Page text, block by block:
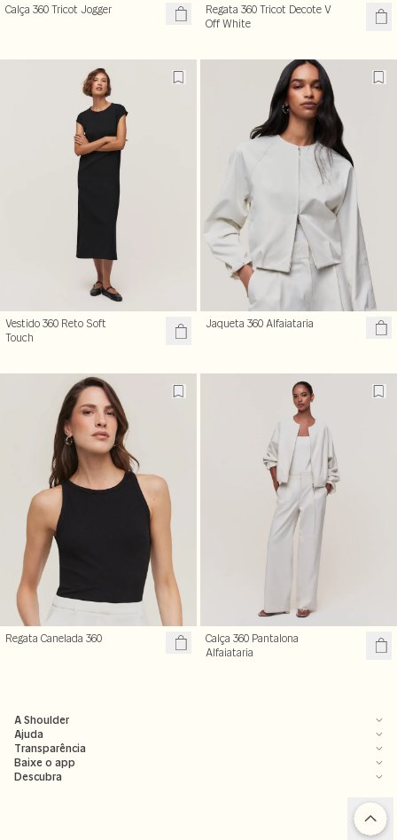
Calça 360 Tricot Jogger
Regata 360 Tricot Decote V
Off White
Vestido 360 Reto Soft
Touch
Jaqueta 360 Alfaiataria
Regata Canelada 360
Calça 360 Pantalona
Alfaiataria
A Shoulder
Ajuda
Transparência
Baixe o app
Descubra